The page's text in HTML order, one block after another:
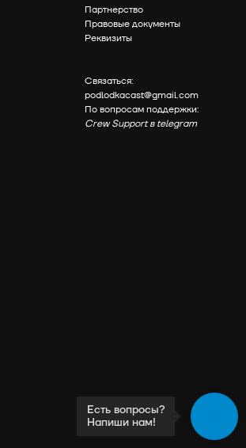
Есть вопросы?
Напиши нам!
Партнерство
Правовые документы
Реквизиты
Связаться:
podlodkacast@gmail.com
По вопросам поддержки:
Crew Support в telegram